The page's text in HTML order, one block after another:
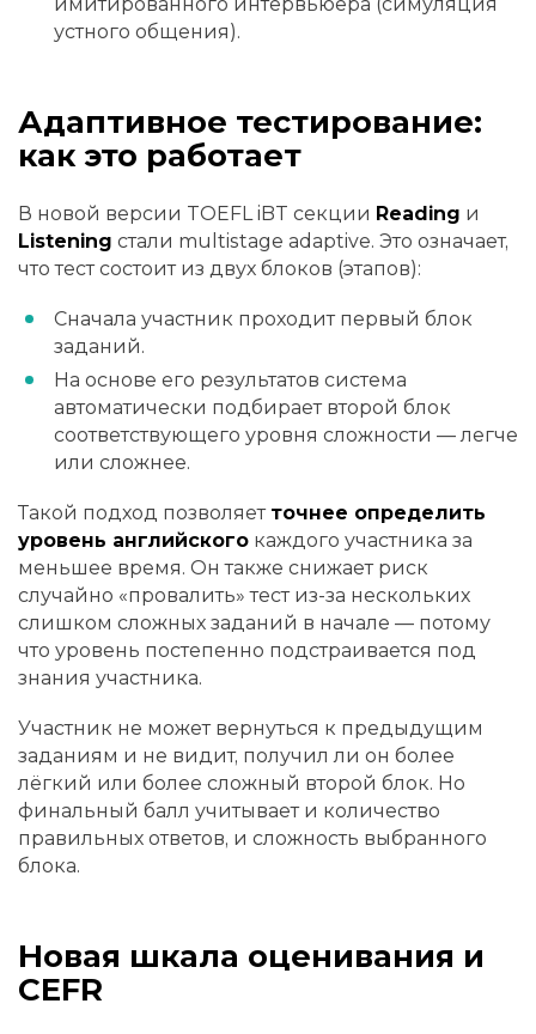
устного общения).
Адаптивное тестирование:
как это работает
В новой версии TOEFL iBT секции Reading и
Listening стали multistage adaptive. Это означает,
что тест состоит из двух блоков (этапов):
Сначала участник проходит первый блок
заданий.
На основе его результатов система
автоматически подбирает второй блок
соответствующего уровня сложности — легче
или сложнее.
Такой подход позволяет точнее определить
уровень английского каждого участника за
меньшее время. Он также снижает риск
случайно «провалить» тест из-за нескольких
слишком сложных заданий в начале — потому
что уровень постепенно подстраивается под
знания участника.
Участник не может вернуться к предыдущим
заданиям и не видит, получил ли он более
лёгкий или более сложный второй блок. Но
финальный балл учитывает и количество
правильных ответов, и сложность выбранного
блока.
Новая шкала оценивания и
CEFR